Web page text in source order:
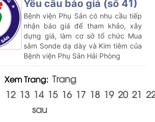
Yêu cầu báo giá (số 41)
Bệnh viện Phụ Sản có nhu cầu tiếp
nhận báo giá để tham khảo, xây
dựng giá, làm cơ sở tổ chức Mua
sắm Sonde dạ dày và Kim tiêm của
Bệnh viện Phụ Sản Hải Phòng
Xem Trang: Trang
12 13 14 15 16 17 18 19 20 21
sau